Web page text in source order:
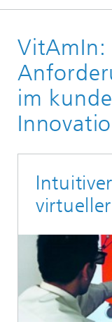
Forschung
VitAmIn:
im